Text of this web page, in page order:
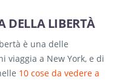
DELLA LIBERTÀ
è una delle
viaggia a New York, e di
10 cose da vedere a